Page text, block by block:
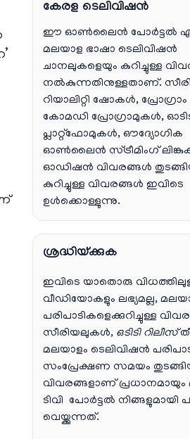
കേരള ടെലിവിഷൻ
ഈ ഓൺലൈൻ പോർട്ടൽ
മലയാള ഭാഷാ ടെലിവിഷൻ
ചാനലുകളെയും കുറിച്ചുള്ള
നൽകുന്നതിനുള്ളതാണ്.
റിയാലിറ്റി ഷോകൾ,
കോമഡി പ്രോഗ്രാമുകൾ,
പ്ലാറ്റ്‌ഫോമുകൾ, ഔദ്യോഗിക
ഓൺലൈൻ സ്ട്രീമിംഗ്
ഓഡിഷൻ വിവരങ്ങൾ
കുറിച്ചുള്ള വിവരങ്ങൾ ഇവിടെ
ഉൾക്കൊള്ളുന്നു.
ശ്രദ്ധിയ്ക്കുക
ഇവിടെ യാതൊരു
വീഡിയോകളും ലഭ്യമല്ല,
പരിപാടികളെക്കുറിച്ചുള്ള
സീരിയലുകള്‍, ഒടിടി റിലീസ്
മലയാളം ടെലിവിഷന്‍
സംപ്രേക്ഷണ സമയം
വിവരങ്ങളാണ് പ്രധാനമായും
ടിവി പോര്‍ട്ടല്‍ നിങ്ങളുമായി
വെയ്ക്കുന്നത്.